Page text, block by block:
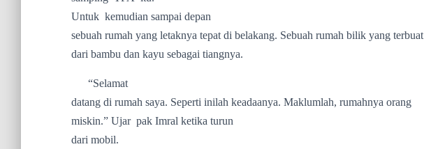
Untuk kemudian sampai depan
sebuah rumah yang letaknya tepat di belakang. Sebuah rumah bilik yang terbuat
dari bambu dan kayu sebagai tiangnya.
“Selamat
datang di rumah saya. Seperti inilah keadaanya. Maklumlah, rumahnya orang
miskin.” Ujar pak Imral ketika turun
dari mobil.